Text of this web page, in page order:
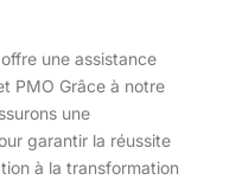
une assistance
PMO Grâce à notre
une
garantir la réussite
à la transformation